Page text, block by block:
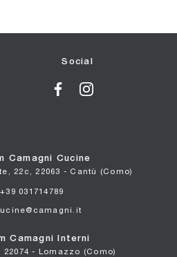
Social
Camagni Cucine
22c, 22063 - Cantù (Como)
031714789
Camagni Interni
- Lomazzo (Como)